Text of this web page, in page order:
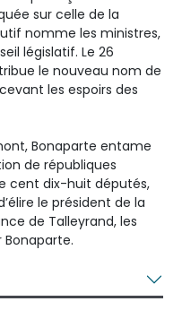
sur celle de la
nomme les ministres,
législatif. Le 26
le nouveau nom de
les espoirs des
Bonaparte entame
de républiques
cent dix-huit députés,
le président de la
de Talleyrand, les